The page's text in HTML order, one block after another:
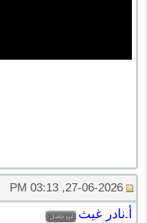
27-06-2026, 03:13 PM
أ.نادر غيث